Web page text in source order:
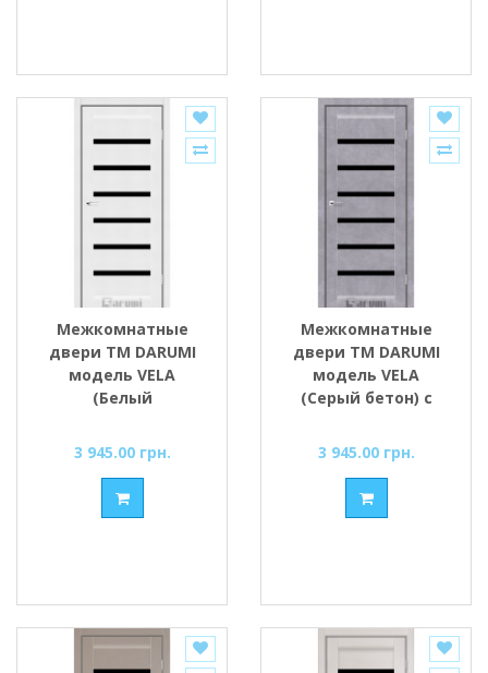
Межкомнатные
двери ТМ DARUMI
модель VELA
(Белый
чёрным стеклом
3 945.00 грн.
Межкомнатные
двери ТМ DARUMI
модель VELA
(Серый бетон) с
3 945.00 грн.